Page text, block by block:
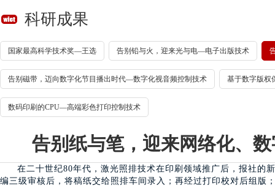
科研成果
国家最高科学技术奖—王选 告别铅与火，迎来光与电—电子出版技术
告别磁带，迈向数字化节目播出时代—数字化视音频控制技术 基于数字版权
数码印刷的CPU—高端彩色打印控制技术
告别纸与笔，迎来网络化、
在二十世纪80年代，激光照排技术在印刷领域推广后，报社的
编三级审核后，将稿纸交给照排车间录入；再经过打印校对后组版